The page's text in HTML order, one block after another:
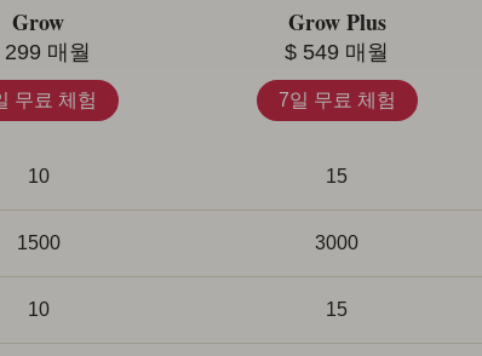
Grow
299 매월
무료 체험
Grow Plus
$ 549 매월
7일 무료 체험
10 15
1500 3000
10 15